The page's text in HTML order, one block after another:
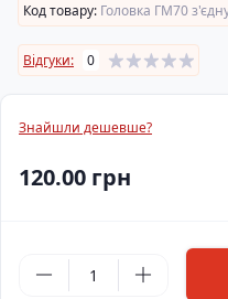
Код товару: Головка ГМ70
Відгуки: 0
Знайшли дешевше?
120.00 грн